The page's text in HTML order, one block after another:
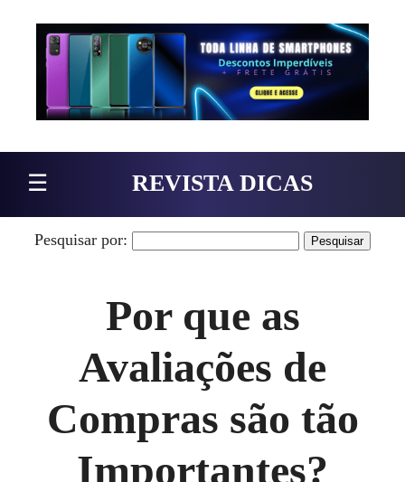
Pular para o conteúdo
☰ REVISTA DICAS
Pesquisar por:
Por que as
Avaliações de
Compras são tão
Importantes?